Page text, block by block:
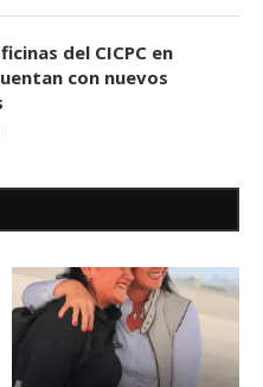
del CICPC en
con nuevos